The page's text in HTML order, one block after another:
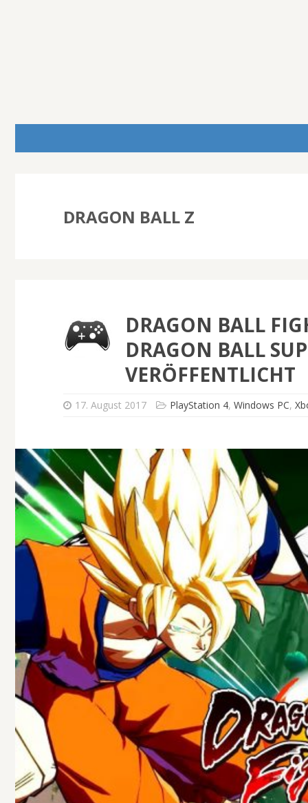
DRAGON BALL Z
DRAGON BALL
DRAGON BALL
VERÖFFENTLICHT
17. August 2017 PlayStation 4,Windows PC,